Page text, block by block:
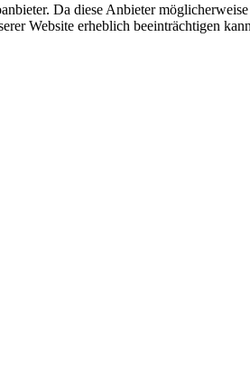
Da diese Anbieter
Website erheblich beeinträchtigen